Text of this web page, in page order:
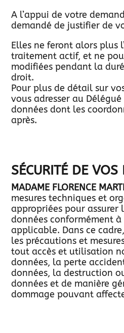
A l’appui de votre
demandé de justifier de
Elles ne feront alors plus
traitement actif, et ne
modifiées pendant la
droit.
Pour plus de détail sur
vous adresser au
données dont les
après.
SÉCURITÉ DE VOS
MADAME FLORENCE
mesures techniques et
appropriées pour assurer
données conformément
applicable. Dans ce
les précautions et
tout accès et utilisation
données, la perte
données, la destruction
données et de manière
dommage pouvant